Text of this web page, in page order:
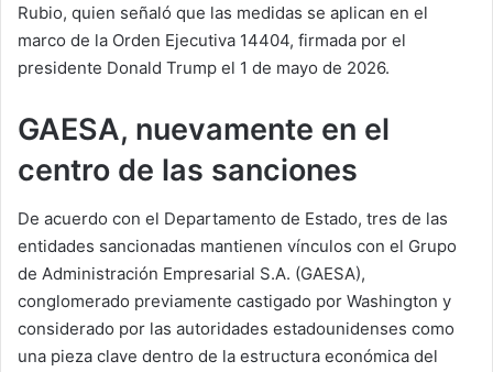
Rubio, quien señaló que las medidas se aplican en el
marco de la Orden Ejecutiva 14404, firmada por el
presidente Donald Trump el 1 de mayo de 2026.
GAESA, nuevamente en el
centro de las sanciones
De acuerdo con el Departamento de Estado, tres de las
entidades sancionadas mantienen vínculos con el Grupo
de Administración Empresarial S.A. (GAESA),
conglomerado previamente castigado por Washington y
considerado por las autoridades estadounidenses como
una pieza clave dentro de la estructura económica del